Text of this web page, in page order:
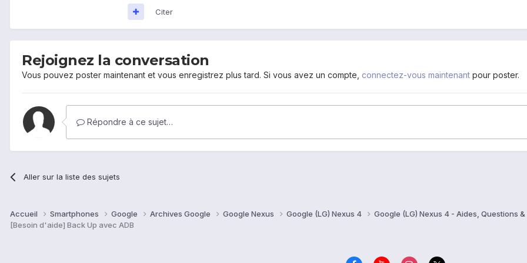
Citer
Rejoignez la conversation
Vous pouvez poster maintenant et vous enregistrez plus tard. Si vous avez un compte, connectez-vous maintenant pour poster.
Répondre à ce sujet…
Aller sur la liste des sujets
Accueil Smartphones Google Archives Google Google Nexus Google (LG) Nexus 4
Google (LG) Nexus 4 - Aides, Questions &
[Besoin d'aide] Back Up avec ADB